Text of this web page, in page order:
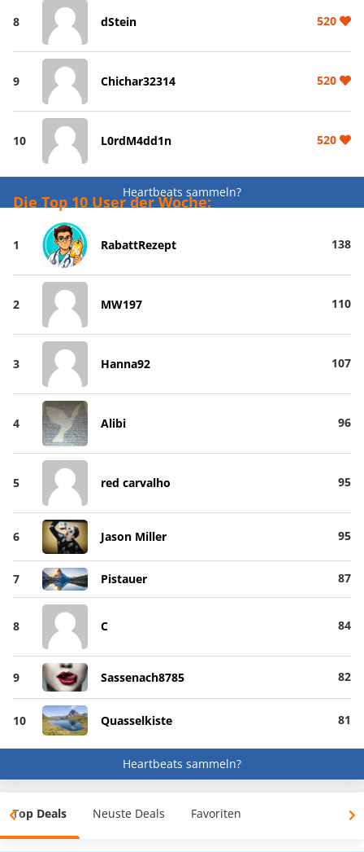
8 dStein 520
9 Chichar32314 520
10 L0rdM4dd1n 520
Heartbeats sammeln?
Die Top 10 User der Woche:
1 RabattRezept 138
2 MW197 110
3 Hanna92 107
4 Alibi 96
5 red carvalho 95
6 Jason Miller 95
7 Pistauer 87
8 C 84
9 Sassenach8785 82
10 Quasselkiste 81
Heartbeats sammeln?
Top Deals Neuste Deals Favoriten